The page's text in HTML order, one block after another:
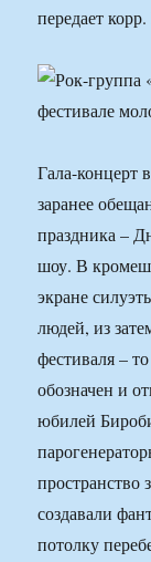
передает
Гала-концерт
заранее
праздника –
шоу. В
экране
людей, из
фестиваля –
обозначен и
юбилей
пространство
создавали
потолку